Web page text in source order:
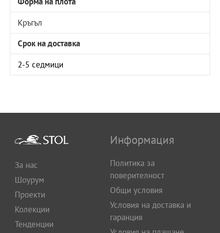
Кръгъл
Срок на доставка
2-5 седмици
За нас
Шоурум
Проекти
Колекции
Тенденции
Информация
Политика за
поверителност
Общи условия
Условия на доставка и
гаранция